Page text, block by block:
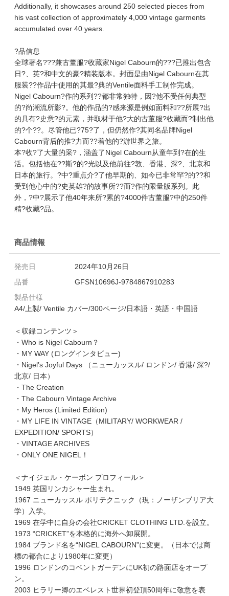
Additionally, it showcases around 250 selected pieces from
his vast collection of approximately 4,000 vintage garments
accumulated over 40 years.
?品信息
全球著名???兼古董服?收藏家Nigel Cabourn的???已推出包含
日?、英?和中文的豪?精装版本。封面是由Nigel Cabourn在其
服装??作品中使用的其最?典的Ventile面料手工制作完成。
Nigel Cabourn?作的系列??都非常独特，因?他不受任何典型
的?尚潮流所影?。他的作品的?感来源是例如面料和??所展?出
的具有?史意?的元素，并取材于他?大的古董服?收藏而?制出他
的?个??。尽管他已?75?了，但仍然作?其同名品牌Nigel
Cabourn背后的推?力而??着他的?游世界之旅。
本?收?了大量的采?，涵盖了Nigel Cabourn从童年到?在的生
活。包括他在??斯?的?光以及他前往?敦、香港、深?、北京和
日本的旅行。?中?重点介?了他早期的、如今已非常罕?的??和
受到他心中的?史英雄?的故事所??而?作的限量版系列。此
外，?中?展示了他40年来所?累的?4000件古董服?中的250件
精?收藏?品。
商品情報
発売日
2024年10月26日
品番
GFSN10696J-9784867910283
製品仕様
A4/上製/ Ventile カバー/300ページ/日本語・英語・中国語
＜収録コンテンツ＞
・Who is Nigel Cabourn？
・MY WAY (ロングインタビュー)
・Nigel’s Joyful Days （ニューカッスル/ ロンドン/ 香港/ 深?/
北京/ 日本）
・The Creation
・The Cabourn Vintage Archive
・My Heros (Limited Edition)
・MY LIFE IN VINTAGE（MILITARY/ WORKWEAR /
EXPEDITION/ SPORTS）
・VINTAGE ARCHIVES
・ONLY ONE NIGEL！
＜ナイジェル・ケーボン プロフィール＞
1949 英国リンカシャー生まれ。
1967 ニューカッスル ポリテクニック（現：ノーザンブリア大
学）入学。
1969 在学中に自身の会社CRICKET CLOTHING LTD.を設立。
1973 “CRICKET”を本格的に海外へ卸展開。
1984 ブランド名を“NIGEL CABOURN”に変更。（日本では商
標の都合により1980年に変更）
1996 ロンドンのコベントガーデンにUK初の路面店をオープ
ン。
2003 ヒラリー卿のエベレスト世界初登頂50周年に敬意を表